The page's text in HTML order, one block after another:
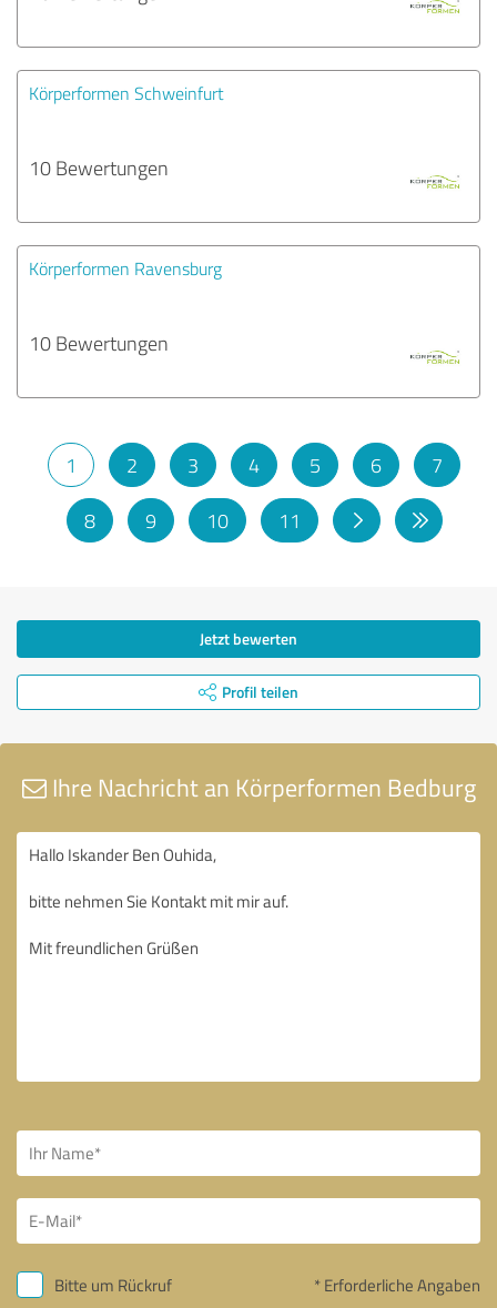
Körperformen Schweinfurt
10 Bewertungen
Körperformen Ravensburg
10 Bewertungen
1 2 3 4 5 6 7
8 9 10 11
Jetzt bewerten
Profil teilen
Ihre Nachricht an Körperformen Bedburg
Bitte um Rückruf * Erforderliche Angaben